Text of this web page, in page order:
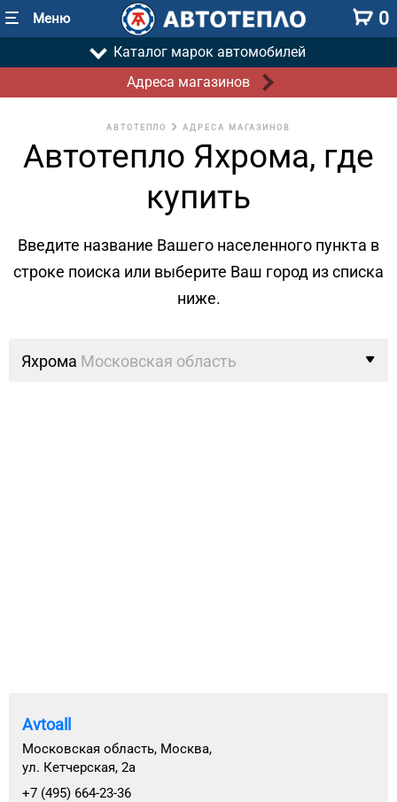
Меню 0
Каталог марок автомобилей
Адреса магазинов
АВТОТЕПЛО АДРЕСА МАГАЗИНОВ
Автотепло Яхрома, где
купить
Введите название Вашего населенного пункта в
строке поиска или выберите Ваш город из списка
ниже.
Яхрома Московская область
Avtoall
Московская область, Москва,
ул. Кетчерская, 2а
+7 (495) 664-23-36